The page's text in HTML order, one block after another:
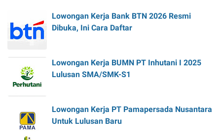
Lowongan Kerja Bank BTN 2026 Resmi
Dibuka, Ini Cara Daftar
Lowongan Kerja BUMN PT Inhutani I 2025
Lulusan SMA/SMK-S1
Lowongan Kerja PT Pamapersada Nusantara
Untuk Lulusan Baru